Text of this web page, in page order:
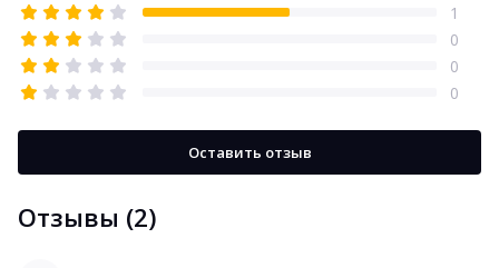
Отзывы (2)
1
0
0
0
Оставить отзыв